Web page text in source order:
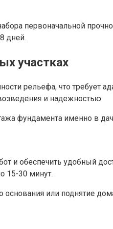
первоначальной
дней.
участках
рельефа, что требует
и надежностью.
фундамента именно в
и обеспечить удобный
15-30 минут.
основания или поднятие